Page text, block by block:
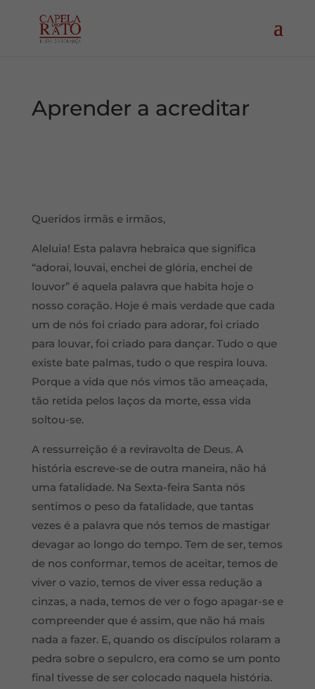
Aprender a acreditar
Queridos irmãs e irmãos,
Aleluia! Esta palavra hebraica que significa
“adorai, louvai, enchei de glória, enchei de
louvor” é aquela palavra que habita hoje o
nosso coração. Hoje é mais verdade que cada
um de nós foi criado para adorar, foi criado
para louvar, foi criado para dançar. Tudo o que
existe bate palmas, tudo o que respira louva.
Porque a vida que nós vimos tão ameaçada,
tão retida pelos laços da morte, essa vida
soltou-se.
A ressurreição é a reviravolta de Deus. A
história escreve-se de outra maneira, não há
uma fatalidade. Na Sexta-feira Santa nós
sentimos o peso da fatalidade, que tantas
vezes é a palavra que nós temos de mastigar
devagar ao longo do tempo. Tem de ser, temos
de nos conformar, temos de aceitar, temos de
viver o vazio, temos de viver essa redução a
cinzas, a nada, temos de ver o fogo apagar-se e
compreender que é assim, que não há mais
nada a fazer. E, quando os discípulos rolaram a
pedra sobre o sepulcro, era como se um ponto
final tivesse de ser colocado naquela história.